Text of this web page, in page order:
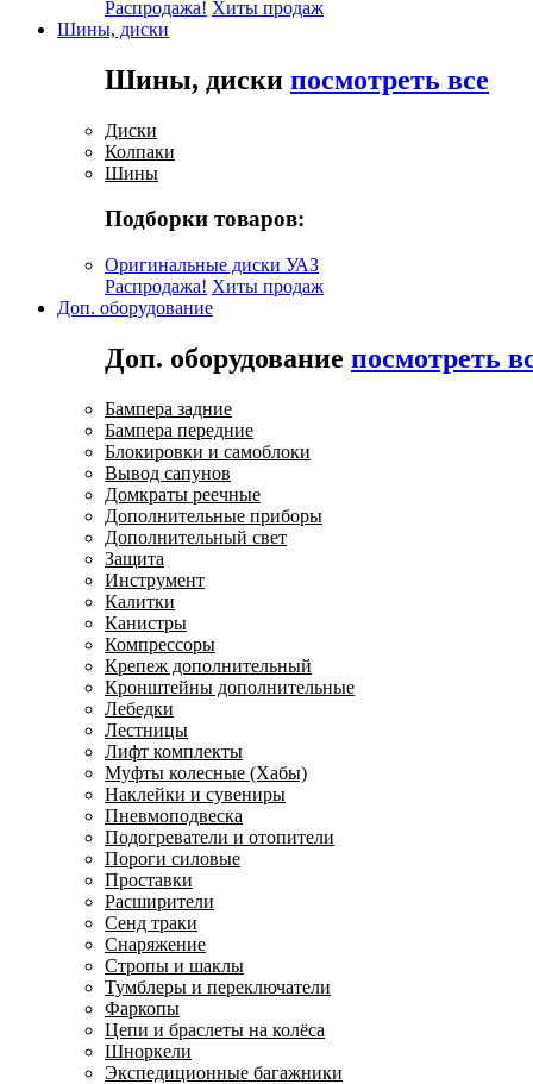
Распродажа! Хиты продаж
Шины, диски
Шины, диски посмотреть все
Диски
Колпаки
Шины
Подборки товаров:
Оригинальные диски УАЗ
Распродажа! Хиты продаж
Доп. оборудование
Доп. оборудование посмотреть
Бампера задние
Бампера передние
Блокировки и самоблоки
Вывод сапунов
Домкраты реечные
Дополнительные приборы
Дополнительный свет
Защита
Инструмент
Калитки
Канистры
Компрессоры
Крепеж дополнительный
Кронштейны дополнительные
Лебедки
Лестницы
Лифт комплекты
Муфты колесные (Хабы)
Наклейки и сувениры
Пневмоподвеска
Подогреватели и отопители
Пороги силовые
Проставки
Расширители
Сенд траки
Снаряжение
Стропы и шаклы
Тумблеры и переключатели
Фаркопы
Цепи и браслеты на колёса
Шноркели
Экспедиционные багажники